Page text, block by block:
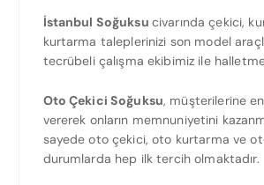
İstanbul Soğuksu civarında çekici,
kurtarma taleplerinizi son model
tecrübeli çalışma ekibimiz ile
Oto Çekici Soğuksu, müşterilerine
vererek onların memnuniyetini
sayede oto çekici, oto kurtarma ve
durumlarda hep ilk tercih olmaktadır.